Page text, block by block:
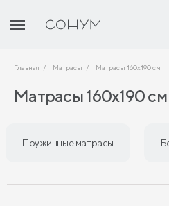
Главная Матрасы Матрасы 160х190 см
Матрасы 160х190 см
Пружинные матрасы